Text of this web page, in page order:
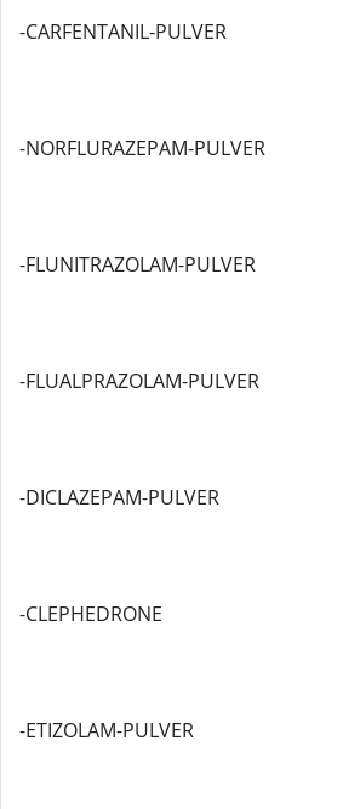
-CARFENTANIL-PULVER
-NORFLURAZEPAM-PULVER
-FLUNITRAZOLAM-PULVER
-FLUALPRAZOLAM-PULVER
-DICLAZEPAM-PULVER
-CLEPHEDRONE
-ETIZOLAM-PULVER